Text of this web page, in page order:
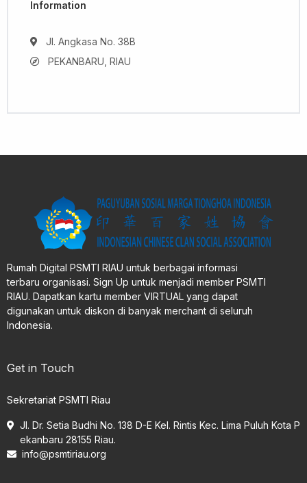
Information
Jl. Angkasa No. 38B
PEKANBARU, RIAU
Rumah Digital PSMTI RIAU untuk berbagai informasi
terbaru organisasi. Sign Up untuk menjadi member PSMTI
RIAU. Dapatkan kartu member VIRTUAL yang dapat
digunakan untuk diskon di banyak merchant di seluruh
Indonesia.
Get in Touch
Sekretariat PSMTI Riau
Jl. Dr. Setia Budhi No. 138 D-E Kel. Rintis Kec. Lima Puluh Kota P
ekanbaru 28155 Riau.
info@psmtiriau.org